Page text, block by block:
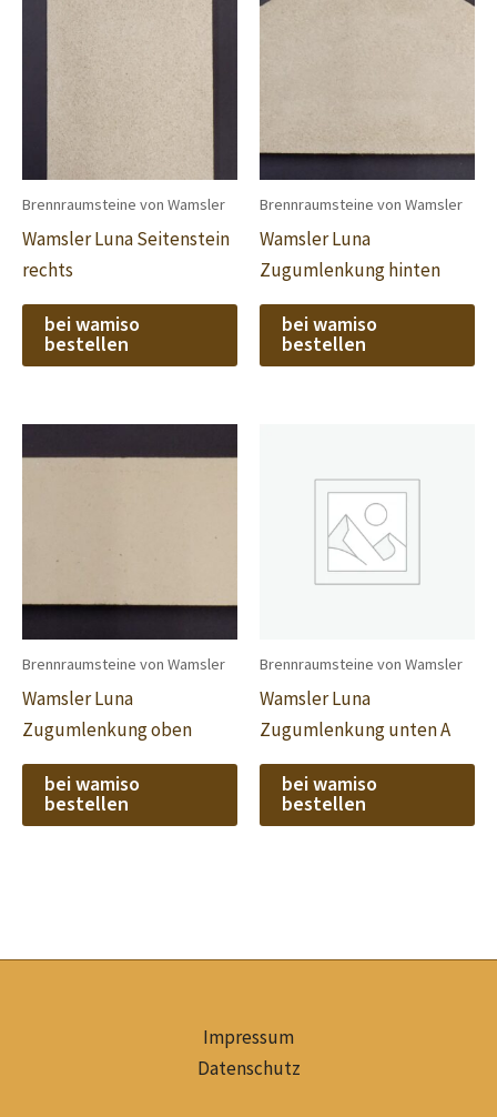
Brennraumsteine von Wamsler
Wamsler Luna Seitenstein
rechts
bei wamiso
bestellen
Brennraumsteine von Wamsler
Wamsler Luna
Zugumlenkung hinten
bei wamiso
bestellen
Brennraumsteine von Wamsler
Wamsler Luna
Zugumlenkung oben
bei wamiso
bestellen
Brennraumsteine von Wamsler
Wamsler Luna
Zugumlenkung unten A
bei wamiso
bestellen
Impressum
Datenschutz